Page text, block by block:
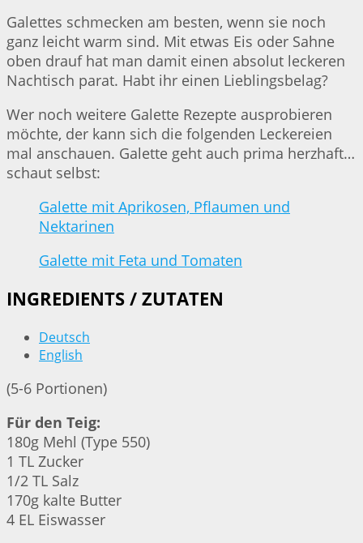
Galettes schmecken am besten, wenn sie noch
ganz leicht warm sind. Mit etwas Eis oder Sahne
oben drauf hat man damit einen absolut leckeren
Nachtisch parat. Habt ihr einen Lieblingsbelag?
Wer noch weitere Galette Rezepte ausprobieren
möchte, der kann sich die folgenden Leckereien
mal anschauen. Galette geht auch prima herzhaft…
schaut selbst:
Galette mit Aprikosen, Pflaumen und
Nektarinen
Galette mit Feta und Tomaten
INGREDIENTS / ZUTATEN
Deutsch
English
(5-6 Portionen)
Für den Teig:
180g Mehl (Type 550)
1 TL Zucker
1/2 TL Salz
170g kalte Butter
4 EL Eiswasser